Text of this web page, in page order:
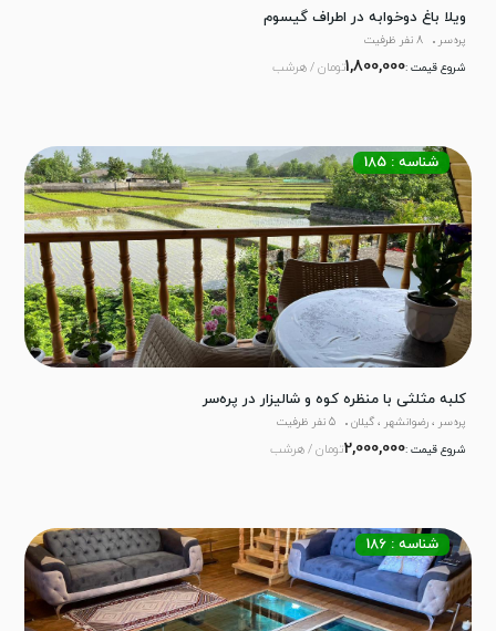
ویلا باغ دوخوابه در اطراف گیسوم
پره‌سر
8 نفر ظرفیت
شروع قیمت :1,800,000تومان / هرشب
کلبه مثلثی با منظره کوه و شالیزار در پره‌سر
شناسه : 185
پره‌سر ، رضوانشهر ، گیلان
5 نفر ظرفیت
شروع قیمت :2,000,000تومان / هرشب
شناسه : 186